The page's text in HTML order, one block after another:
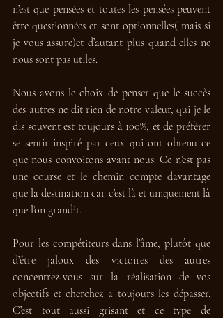
n’est que pensées et toutes les pensées peuvent
être questionnées et sont optionnelles( mais si
je vous assure)et d’autant plus quand elles ne
nous sont pas utiles.
Nous avons le choix de penser que le succès
des autres ne dit rien de notre valeur, qui je le
dis souvent est toujours à 100%, et de préférer
se sentir inspiré par ceux qui ont obtenu ce
que nous convoitons avant nous. Ce n’est pas
une course et le chemin compte davantage
que la destination car c’est là et uniquement là
que l’on grandit.
Pour les compétiteurs dans l’âme, plutôt que
d’être jaloux des victoires des autres
concentrez-vous sur la réalisation de vos
objectifs et cherchez a toujours les dépasser.
C’est tout aussi grisant et ce type de